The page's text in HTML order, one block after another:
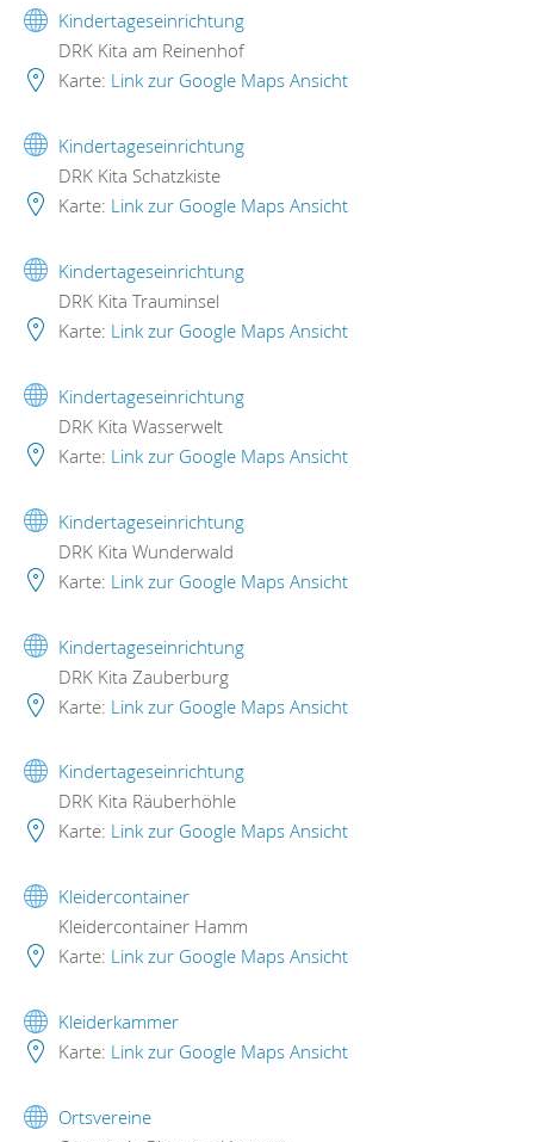
Kindertageseinrichtung
DRK Kita am Reinenhof
Karte: Link zur Google Maps Ansicht
Kindertageseinrichtung
DRK Kita Schatzkiste
Karte: Link zur Google Maps Ansicht
Kindertageseinrichtung
DRK Kita Trauminsel
Karte: Link zur Google Maps Ansicht
Kindertageseinrichtung
DRK Kita Wasserwelt
Karte: Link zur Google Maps Ansicht
Kindertageseinrichtung
DRK Kita Wunderwald
Karte: Link zur Google Maps Ansicht
Kindertageseinrichtung
DRK Kita Zauberburg
Karte: Link zur Google Maps Ansicht
Kindertageseinrichtung
DRK Kita Räuberhöhle
Karte: Link zur Google Maps Ansicht
Kleidercontainer
Kleidercontainer Hamm
Karte: Link zur Google Maps Ansicht
Kleiderkammer
Karte: Link zur Google Maps Ansicht
Ortsvereine